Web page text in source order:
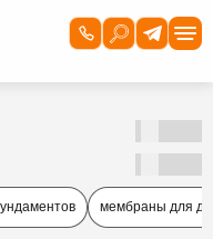
мембраны для